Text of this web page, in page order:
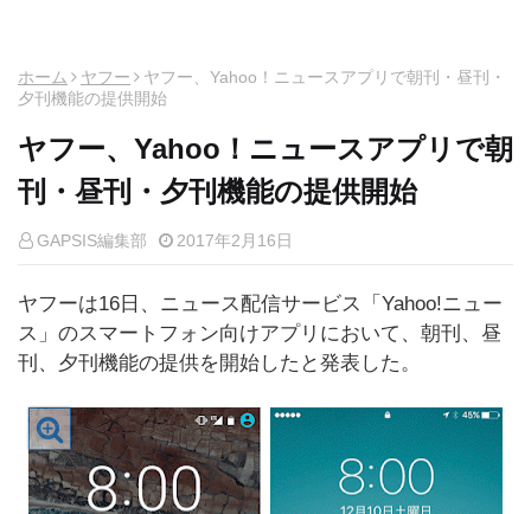
ホーム ヤフー
ヤフー、Yahoo！ニュースアプリで朝刊・昼刊・
夕刊機能の提供開始
ヤフー、Yahoo！ニュースアプリで朝
刊・昼刊・夕刊機能の提供開始
GAPSIS編集部 2017年2月16日
ヤフーは16日、ニュース配信サービス「Yahoo!ニュー
ス」のスマートフォン向けアプリにおいて、朝刊、昼
刊、夕刊機能の提供を開始したと発表した。